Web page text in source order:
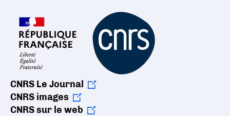
CNRS Le Journal
CNRS images
CNRS sur le web